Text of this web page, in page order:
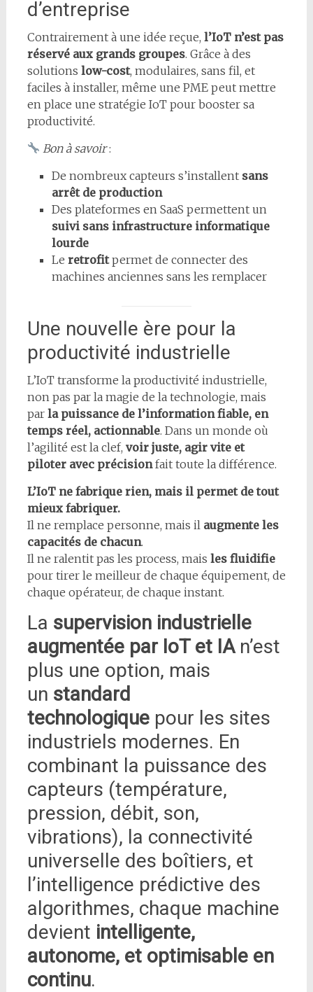
d’entreprise
Contrairement à une idée reçue, l’IoT n’est pas
réservé aux grands groupes. Grâce à des
solutions low-cost, modulaires, sans fil, et
faciles à installer, même une PME peut mettre
en place une stratégie IoT pour booster sa
productivité.
Bon à savoir:
De nombreux capteurs s’installent sans
arrêt de production
Des plateformes en SaaS permettent un
suivi sans infrastructure informatique
lourde
Le retrofitpermet de connecter des
machines anciennes sans les remplacer
Une nouvelle ère pour la
productivité industrielle
L’IoT transforme la productivité industrielle,
non pas par la magie de la technologie, mais
par la puissance de l’information fiable, en
temps réel, actionnable. Dans un monde où
l’agilité est la clef, voir juste, agir vite et
piloter avec précisionfait toute la différence.
L’IoT ne fabrique rien, mais il permet de tout
mieux fabriquer.
Il ne remplace personne, mais il augmente les
capacités de chacun.
Il ne ralentit pas les process, mais les fluidifie
pour tirer le meilleur de chaque équipement, de
chaque opérateur, de chaque instant.
La supervision industrielle
augmentée par IoT et IAn’est
plus une option, mais
un standard
technologiquepour les sites
industriels modernes. En
combinant la puissance des
capteurs (température,
pression, débit, son,
vibrations), la connectivité
universelle des boîtiers, et
l’intelligence prédictive des
algorithmes, chaque machine
devient intelligente,
autonome, et optimisable en
continu.